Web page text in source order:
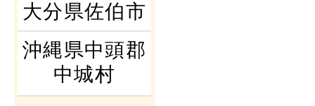
大分県佐伯市
沖縄県中頭郡
中城村